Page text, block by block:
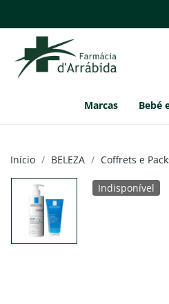
Marcas Bebé
Início BELEZA Coffrets e
Indisponível